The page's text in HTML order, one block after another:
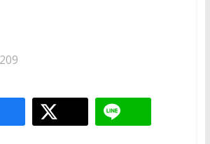
209